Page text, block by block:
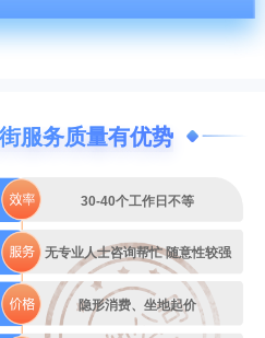
服务质量有优势
30-40个工作日不等
无专业人士咨询帮忙 随意性较强
隐形消费、坐地起价